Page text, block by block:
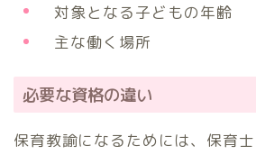
対象となる子どもの年齢
主な働く場所
必要な資格の違い
保育教諭になるためには、保育